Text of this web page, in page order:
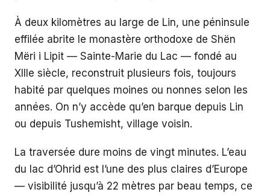
À deux kilomètres au large de Lin, une péninsule
effilée abrite le monastère orthodoxe de Shën
Mëri i Lipit — Sainte-Marie du Lac — fondé au
XIIIe siècle, reconstruit plusieurs fois, toujours
habité par quelques moines ou nonnes selon les
années. On n’y accède qu’en barque depuis Lin
ou depuis Tushemisht, village voisin.
La traversée dure moins de vingt minutes. L’eau
du lac d’Ohrid est l’une des plus claires d’Europe
— visibilité jusqu’à 22 mètres par beau temps, ce